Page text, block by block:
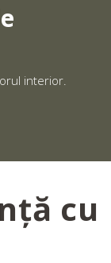
interior.
cu